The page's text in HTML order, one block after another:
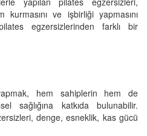
ve işbirliği yapmasını
egzersizlerinden farklı bir
hem sahiplerin hem de
sağlığına katkıda bulunabilir.
denge, esneklik, kas gücü